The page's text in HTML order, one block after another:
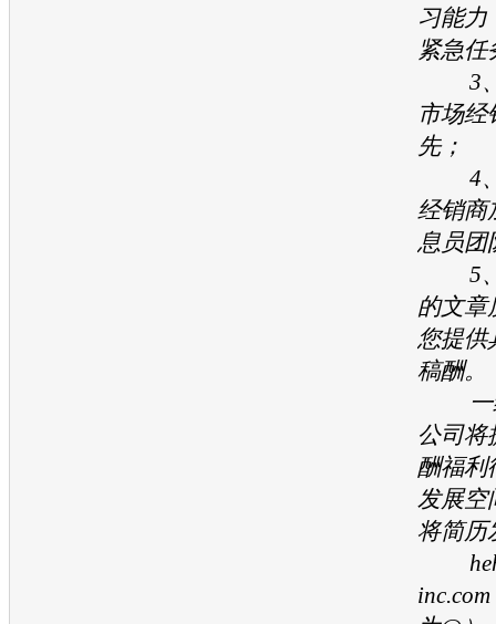
习能力
紧急任
3、
市场经
先；
4、
经销商
息员团
5、
的文章
您提供
稿酬。
一经
公司将
酬福利
发展空
将简历